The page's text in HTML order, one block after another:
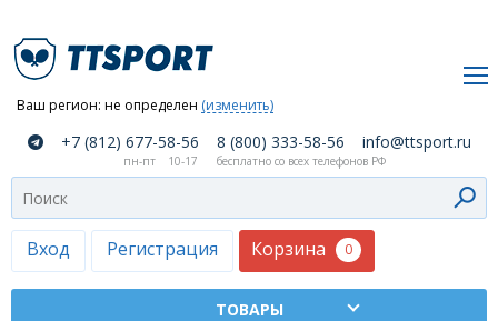
Ваш регион: не определен (изменить)
Вход Регистрация Корзина 0
компании
Как
сделать
заказ
Оплата
+7 (812) 677-58-56 8 (800) 333-58-56 info@ttsport.ru
пн-пт 10-17 бесплатно со всех телефонов РФ